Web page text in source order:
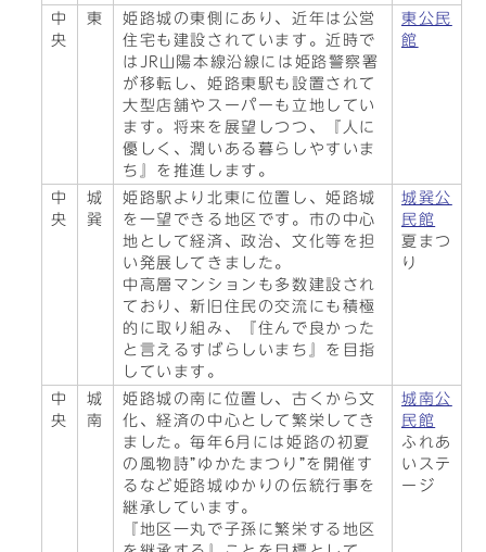
中
央
東
姫路城の東側にあり、近年は公営
住宅も建設されています。近時で
はJR山陽本線沿線には姫路警察署
が移転し、姫路東駅も設置されて
大型店舗やスーパーも立地してい
ます。将来を展望しつつ、『人に
優しく、潤いある暮らしやすいま
ち』を推進します。
東公民
館
中
央
城
巽
姫路駅より北東に位置し、姫路城
を一望できる地区です。市の中心
地として経済、政治、文化等を担
い発展してきました。
中高層マンションも多数建設され
ており、新旧住民の交流にも積極
的に取り組み、『住んで良かった
と言えるすばらしいまち』を目指
しています。
城巽公
民館
夏まつ
り
中
央
城
南
姫路城の南に位置し、古くから文
化、経済の中心として繁栄してき
ました。毎年6月には姫路の初夏
の風物詩”ゆかたまつり”を開催す
るなど姫路城ゆかりの伝統行事を
継承しています。
『地区一丸で子孫に繁栄する地区
城南公
民館
ふれあ
いステ
ージ